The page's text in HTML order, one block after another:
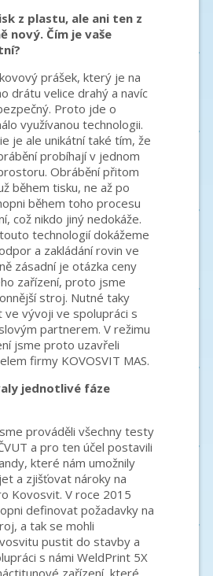
z plastu, ale ani ten z
nový. Čím je vaše
prášek, který je na
drátu velice drahý a navíc
Proto jde o
využívanou technologii.
je ale unikátní také tím, že
probíhají v jednom
Obrábění přitom
během tisku, ne až po
během toho procesu
což nikdo jiný nedokáže.
technologií dokážeme
a zakládání rovin ve
zásadní je otázka ceny
zařízení, proto jsme
stroj. Nutné taky
ve vývoji ve spolupráci s
partnerem. V režimu
jsme proto uzavřeli
firmy KOVOSVIT MAS.
jednotlivé fáze
prováděli všechny testy
a pro ten účel postavili
které nám umožnily
a zjišťovat nároky na
Kovosvit. V roce 2015
definovat požadavky na
a tak se mohli
pustit do stavby a
s námi WeldPrint 5X